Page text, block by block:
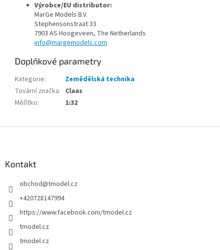
Výrobce/EU distributor:
MarGe Models B.V.
Stephensonstraat 33
7903 AS Hoogeveen, The Netherlands
info@margemodels.com
Doplňkové parametry
Kategorie:
Zemědělská technika
Tovární značka: Claas
Měřítko: 1:32
Kontakt
obchod@tmodel.cz
+420728147994
https://www.facebook.com/tmodel.cz
tmodel.cz
tmodel.cz